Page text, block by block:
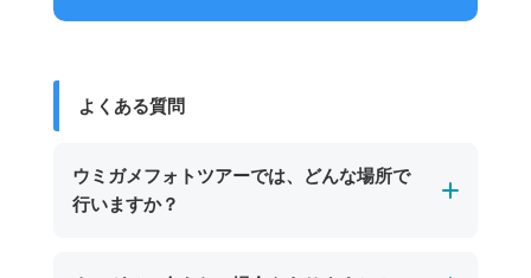
よくある質問
ウミガメフォトツアーでは、どんな場所で
行いますか？
基本的にビーチからエントリーできるポイント